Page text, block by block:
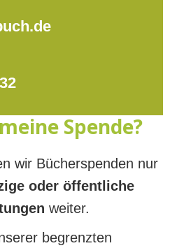
Spende?
wir Bücherspenden nur
oder öffentliche
weiter.
begrenzten